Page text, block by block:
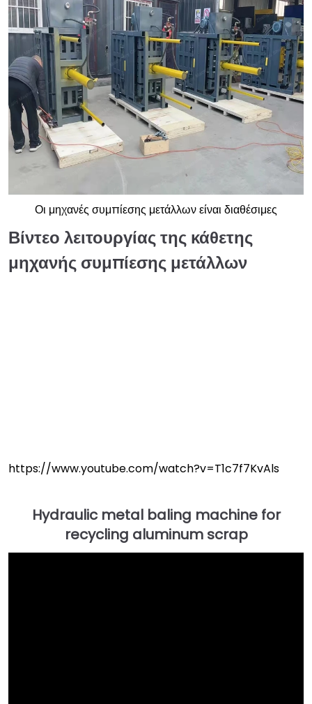
Οι μηχανές συμπίεσης μετάλλων είναι διαθέσιμες
Βίντεο λειτουργίας της κάθετης
μηχανής συμπίεσης μετάλλων
https://www.youtube.com/watch?v=T1c7f7KvAls